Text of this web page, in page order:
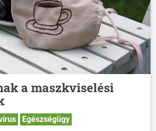
a maszkviselési
Egészségügy